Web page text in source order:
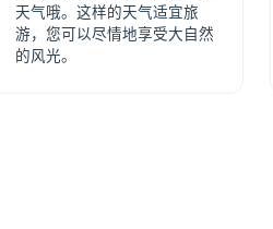
天气哦。这样的天气适宜旅
游，您可以尽情地享受大自然
的风光。